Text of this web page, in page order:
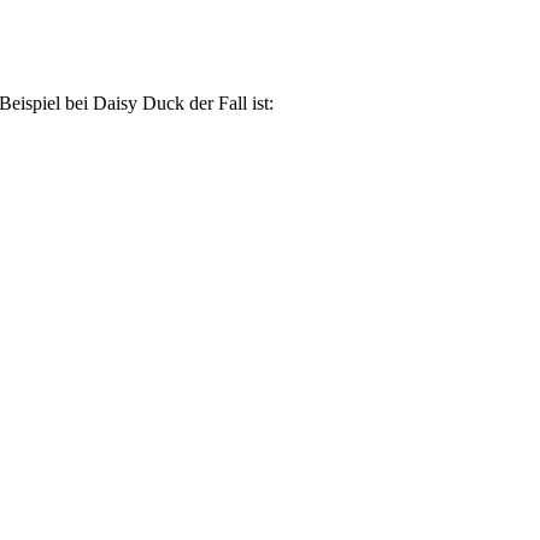
bei Daisy Duck der Fall ist: